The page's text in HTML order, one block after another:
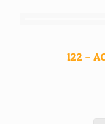
122 –